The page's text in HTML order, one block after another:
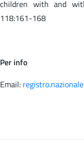
children with and
118:161-168
Per info
Email: